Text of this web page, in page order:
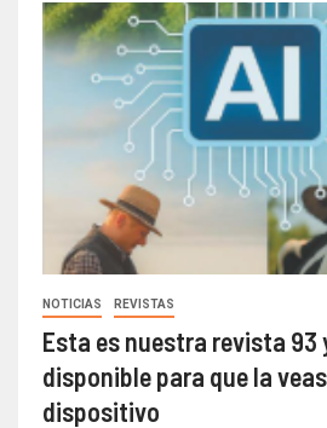
NOTICIAS REVISTAS
Esta es nuestra revista 93
disponible para que la
dispositivo